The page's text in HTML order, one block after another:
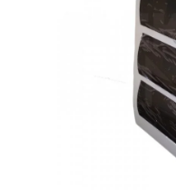
BATÉRIE A NABÍJAČKY
ELEKTRICKÉ